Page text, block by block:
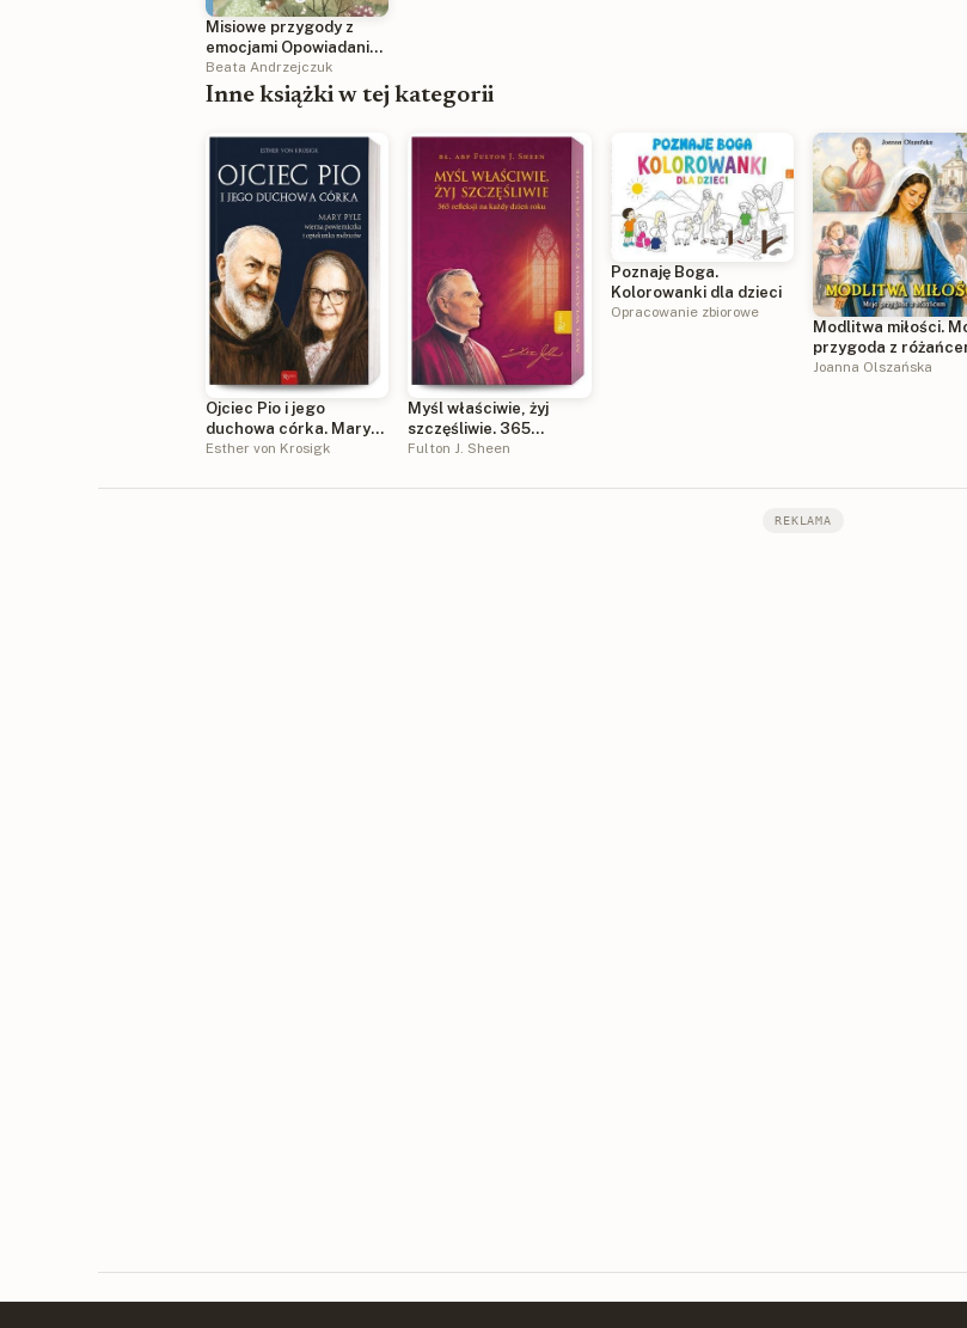
Misiowe przygody z
emocjami Opowiadania
socjoterapeutyczne do
pracy z dziećmi w wieku
przedszkolnym i
Beata Andrzejczuk
Inne książki w tej kategorii
Ojciec Pio i jego
duchowa córka. Mary
Pyle wierna
opiekunka rodziców
Esther von Krosigk
Myśl właściwie, żyj
szczęśliwie. 365
refleksji na każdy dzień
Fulton J. Sheen
Poznaję Boga.
Kolorowanki dla dzieci
Opracowanie zbiorowe
Modlitwa miłości.
przygoda z
Joanna Olszańska
REKLAMA